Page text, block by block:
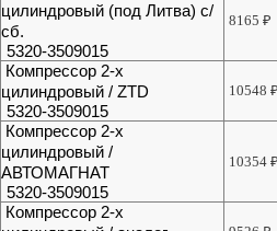
цилиндровый (под Литва) с/
сб.
5320-3509015
8165₽
Компрессор 2-х
цилиндровый / ZTD
5320-3509015
10548
Компрессор 2-х
цилиндровый /
АВТОМАГНАТ
5320-3509015
10354
Компрессор 2-х